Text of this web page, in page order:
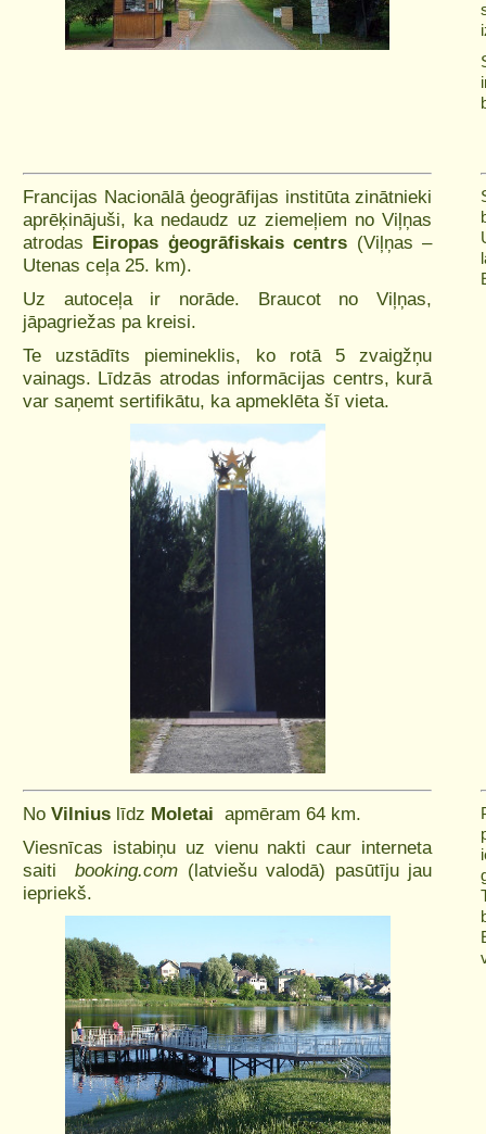
Francijas Nacionālā ģeogrāfijas institūta zinātnieki
aprēķinājuši, ka nedaudz uz ziemeļiem no Viļņas
atrodas Eiropas ģeogrāfiskais centrs (Viļņas –
Utenas ceļa 25. km).
Uz autoceļa ir norāde. Braucot no Viļņas,
jāpagriežas pa kreisi.
Te uzstādīts piemineklis, ko rotā 5 zvaigžņu
vainags. Līdzās atrodas informācijas centrs, kurā
var saņemt sertifikātu, ka apmeklēta šī vieta.
No Vilnius līdz Moletai apmēram 64 km.
Viesnīcas istabiņu uz vienu nakti caur interneta
saiti booking.com (latviešu valodā) pasūtīju jau
iepriekš.